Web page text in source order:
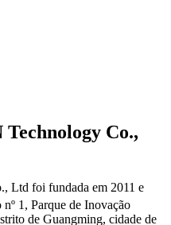
Technology Co.,
Ltd foi fundada em 2011 e
nº 1, Parque de Inovação
de Guangming, cidade de